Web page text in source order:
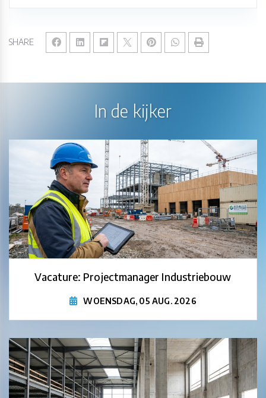
SHARE
In de kijker
Vacature: Projectmanager Industriebouw
WOENSDAG, 05 AUG. 2026